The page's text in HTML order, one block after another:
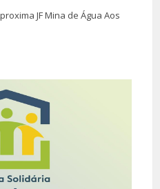
JF Mina de Água Aos